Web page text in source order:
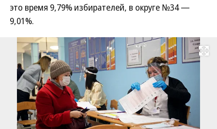
это время 9,79% избирателей, в округе №34 —
9,01%.
Развернуть